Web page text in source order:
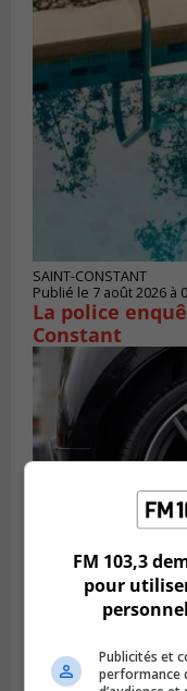
SAINT-CONSTANT
Publié le 7 août 2026 à
La police
Constant
LONGUEUIL
Des jeunes
le Défi écrou
FM 103,3
pour
Publicités et
performance